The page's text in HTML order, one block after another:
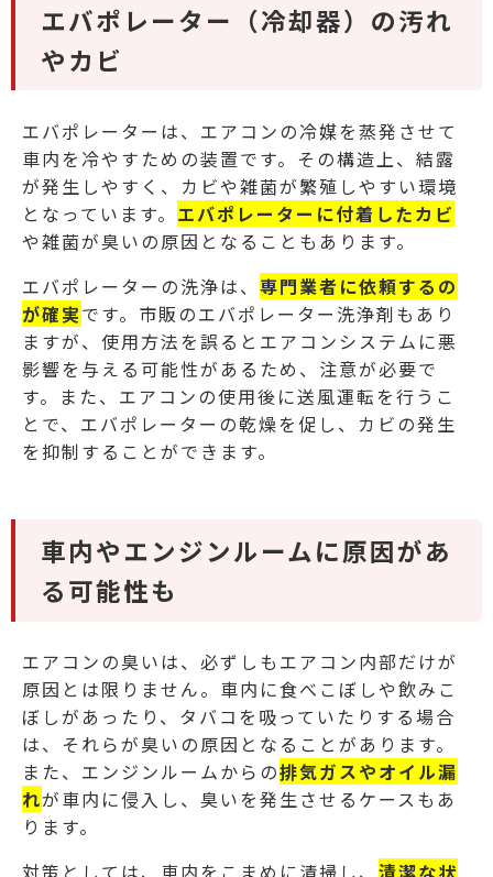
エバポレーター（冷却器）の汚れ
やカビ
エバポレーターは、エアコンの冷媒を蒸発させて
車内を冷やすための装置です。その構造上、結露
が発生しやすく、カビや雑菌が繁殖しやすい環境
となっています。 エバポレーターに付着したカビ
や雑菌が臭いの原因となることもあります。
エバポレーターの洗浄は、 専門業者に依頼するの
が確実です。市販のエバポレーター洗浄剤もあり
ますが、使用方法を誤るとエアコンシステムに悪
影響を与える可能性があるため、注意が必要で
す。また、エアコンの使用後に送風運転を行うこ
とで、エバポレーターの乾燥を促し、カビの発生
を抑制することができます。
車内やエンジンルームに原因があ
る可能性も
エアコンの臭いは、必ずしもエアコン内部だけが
原因とは限りません。車内に食べこぼしや飲みこ
ぼしがあったり、タバコを吸っていたりする場合
は、それらが臭いの原因となることがあります。
また、エンジンルームからの排気ガスやオイル漏
れが車内に侵入し、臭いを発生させるケースもあ
ります。